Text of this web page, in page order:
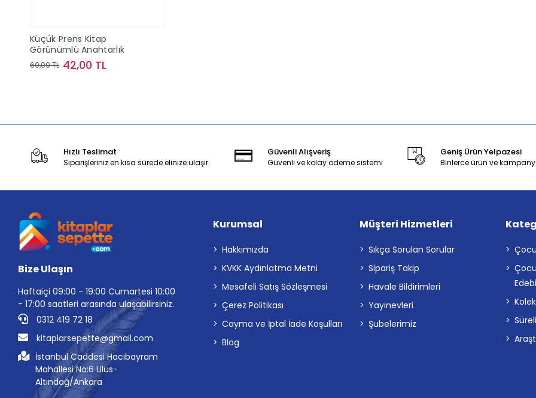
Küçük Prens Kitap
Görünümlü Anahtarlık
60,00 TL 42,00 TL
Hızlı Teslimat
Siparişleriniz en kısa sürede elinize ulaşır.
Güvenli Alışveriş
Güvenli ve kolay ödeme sistemi
Geniş Ürün Yelpazesi
Binlerce ürün ve
Bize Ulaşın
Haftaiçi 09:00 - 19:00 Cumartesi 10:00
- 17:00 saatleri arasında ulaşabilirsiniz.
0312 419 72 18
kitaplarsepette@gmail.com
İstanbul Caddesi Hacıbayram
Mahallesi No:6 Ulus-
Altındağ/Ankara
Kurumsal
Hakkımızda
KVKK Aydınlatma Metni
Mesafeli Satış Sözleşmesi
Çerez Politikası
Cayma ve İptal İade Koşulları
Blog
Müşteri Hizmetleri
Sıkça Sorulan Sorular
Sipariş Takip
Havale Bildirimleri
Yayınevleri
Şubelerimiz